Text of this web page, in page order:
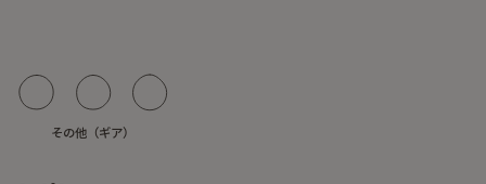
その他（ギア）